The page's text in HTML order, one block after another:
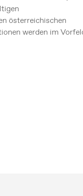
österreichischen
werden im